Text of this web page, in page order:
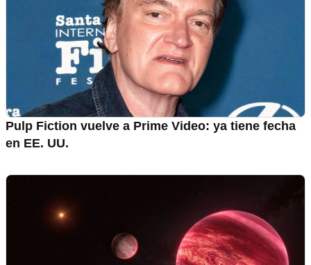
Pulp Fiction vuelve a Prime Video: ya tiene fecha
en EE. UU.